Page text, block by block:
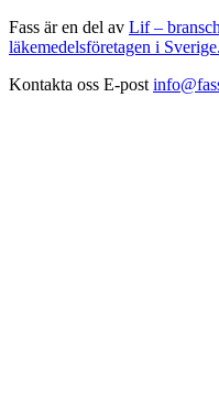
Fass är en del av Lif –
läkemedelsföretagen i Sverige.
Kontakta oss E-post